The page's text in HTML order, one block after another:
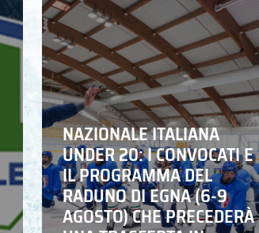
NAZIONALE ITALIANA
UNDER 20: I CONVOCATI E
IL PROGRAMMA DEL
RADUNO DI EGNA (6-9
AGOSTO) CHE PRECEDERÀ